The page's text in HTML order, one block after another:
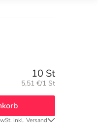
10 St
Grundpreis:
5,51 €/1 St
inkl. Versand